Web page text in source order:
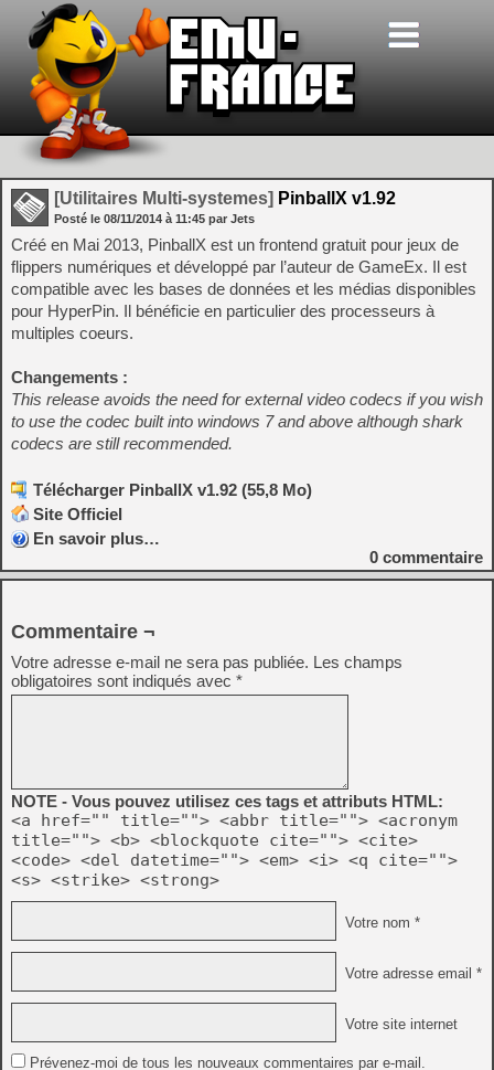
[Utilitaires Multi-systemes] PinballX v1.92
Posté le 08/11/2014 à 11:45 par Jets
Créé en Mai 2013, PinballX est un frontend gratuit pour jeux de
flippers numériques et développé par l’auteur de GameEx. Il est
compatible avec les bases de données et les médias disponibles
pour HyperPin. Il bénéficie en particulier des processeurs à
multiples coeurs.
Changements :
This release avoids the need for external video codecs if you wish
to use the codec built into windows 7 and above although shark
codecs are still recommended.
Télécharger PinballX v1.92 (55,8 Mo)
Site Officiel
En savoir plus…
0 commentaire
Commentaire ¬
Votre adresse e-mail ne sera pas publiée. Les champs
obligatoires sont indiqués avec *
NOTE - Vous pouvez utilisez ces tags et attributs HTML:
<a href="" title=""> <abbr title=""> <acronym
title=""> <b> <blockquote cite=""> <cite>
<code> <del datetime=""> <em> <i> <q cite="">
<s> <strike> <strong>
Votre nom *
Votre adresse email *
Votre site internet
Prévenez-moi de tous les nouveaux commentaires par e-mail.